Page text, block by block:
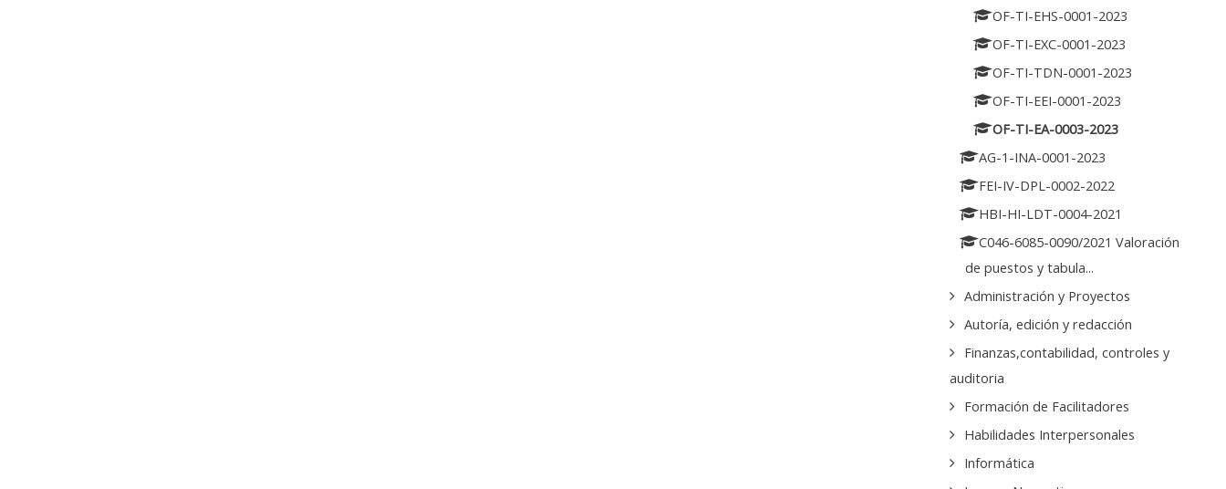
OF-TI-EHS-0001-2023
OF-TI-EXC-0001-2023
OF-TI-TDN-0001-2023
OF-TI-EEI-0001-2023
OF-TI-EA-0003-2023
AG-1-INA-0001-2023
FEI-IV-DPL-0002-2022
HBI-HI-LDT-0004-2021
C046-6085-0090/2021 Valoración
de puestos y tabula...
Administración y Proyectos
Autoría, edición y redacción
Finanzas,contabilidad, controles y
auditoria
Formación de Facilitadores
Habilidades Interpersonales
Informática